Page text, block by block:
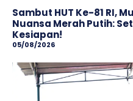
Sambut HUT Ke-81 RI,
Nuansa Merah Putih:
Kesiapan!
05/08/2026